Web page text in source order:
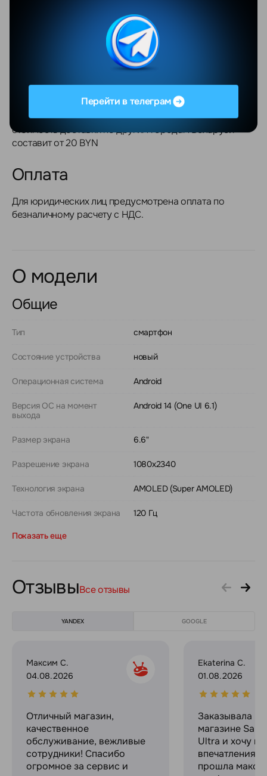
Мы осуществляем доставку по всей Беларуси: Минск,
Жителям Минска доставка обойдется совершенно
бесплатно при покупке товара от 700 BYN, а
стоимость доставки по другим городам Беларуси
составит от 20 BYN
Оплата
Для юридических лиц предусмотрена оплата по
безналичному расчету с НДС.
О модели
Общие
Тип смартфон
Состояние устройства новый
Операционная система Android
Версия ОС на момент
выхода
Android 14 (One UI 6.1)
Размер экрана 6.6"
Разрешение экрана 1080x2340
Технология экрана AMOLED (Super AMOLED)
Частота обновления экрана 120 Гц
Показать еще
ОтзывыВсе отзывы
YANDEX GOOGLE
Максим С.
04.08.2026
Отличный магазин,
качественное
обслуживание, вежливые
сотрудники! Спасибо
огромное за сервис и
Ekaterina C.
01.08.2026
Заказывала в
магазине
Ultra и хочу
прошла
Перейти в телеграм